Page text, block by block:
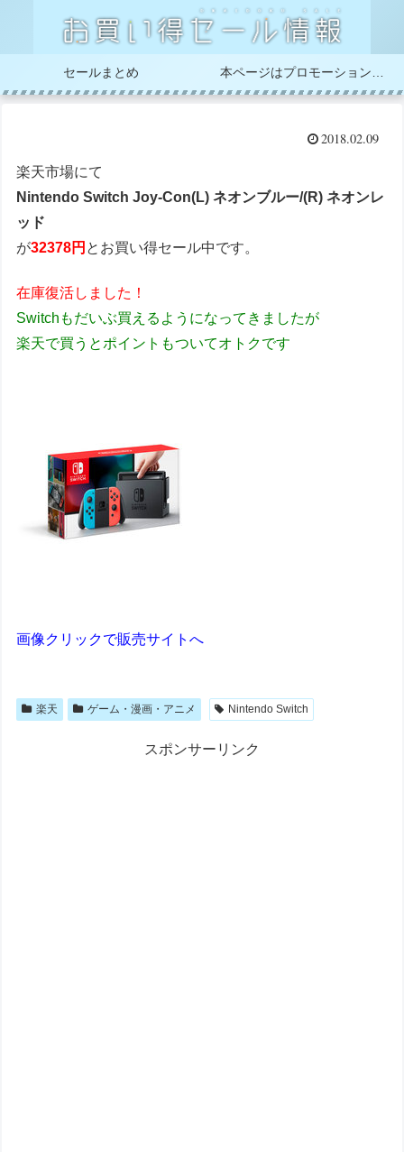
セールまとめ
2018.02.09
楽天市場にて
Nintendo Switch Joy-Con(L) ネオンブルー/(R) ネオンレ
ッド
が32378円 とお買い得セール中です。
在庫復活しました！
Switchもだいぶ買えるようになってきましたが
楽天で買うとポイントもついてオトクです
画像クリックで販売サイトへ
楽天 ゲーム・漫画・アニメ Nintendo Switch
スポンサーリンク